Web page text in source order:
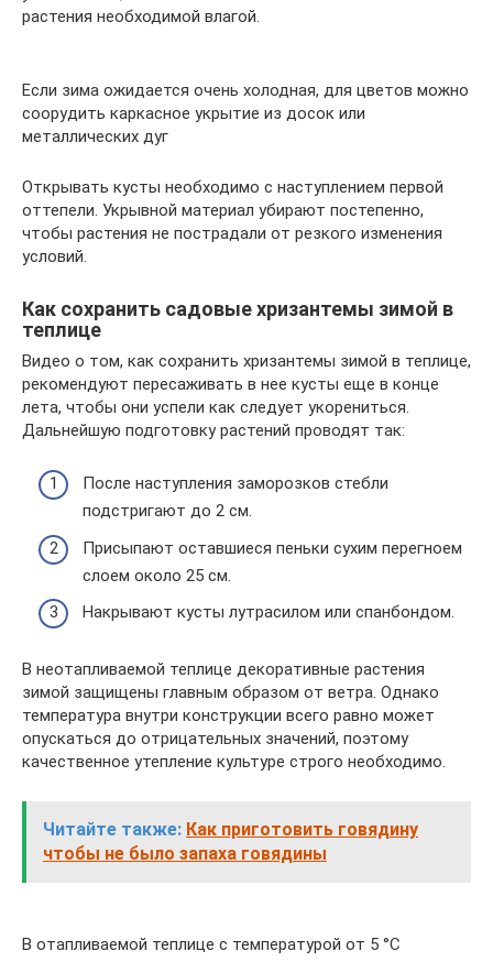
растения необходимой влагой.
Если зима ожидается очень холодная, для цветов можно
соорудить каркасное укрытие из досок или
металлических дуг
Открывать кусты необходимо с наступлением первой
оттепели. Укрывной материал убирают постепенно,
чтобы растения не пострадали от резкого изменения
условий.
Как сохранить садовые хризантемы зимой в
теплице
Видео о том, как сохранить хризантемы зимой в теплице,
рекомендуют пересаживать в нее кусты еще в конце
лета, чтобы они успели как следует укорениться.
Дальнейшую подготовку растений проводят так:
После наступления заморозков стебли
подстригают до 2 см.
Присыпают оставшиеся пеньки сухим перегноем
слоем около 25 см.
Накрывают кусты лутрасилом или спанбондом.
В неотапливаемой теплице декоративные растения
зимой защищены главным образом от ветра. Однако
температура внутри конструкции всего равно может
опускаться до отрицательных значений, поэтому
качественное утепление культуре строго необходимо.
Читайте также: Как приготовить говядину
чтобы не было запаха говядины
В отапливаемой теплице с температурой от 5 °С